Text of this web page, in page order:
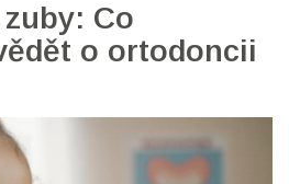
Co
o ortodoncii